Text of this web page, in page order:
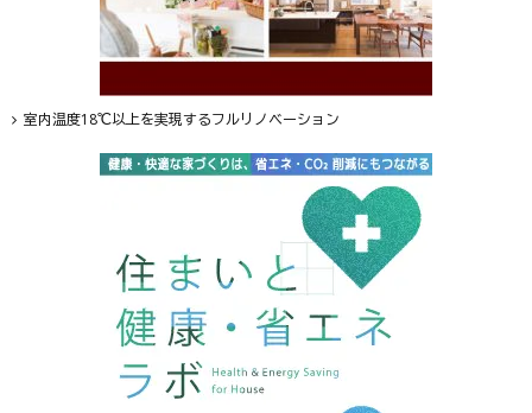
室内温度18℃以上を実現するフルリノベーション